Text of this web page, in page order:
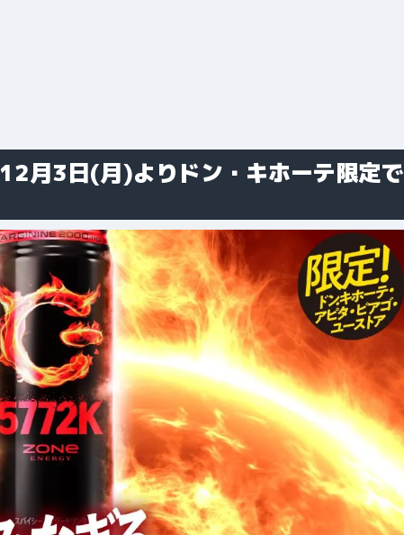
月3日(月)よりドン・キホーテ限定で